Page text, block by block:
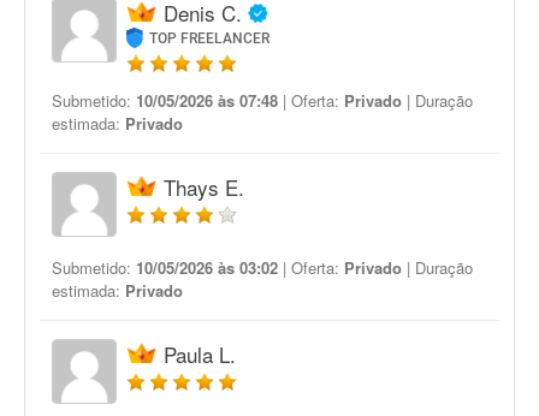
Denis C.
TOP FREELANCER
Submetido: 10/05/2026 às 07:48 | Oferta: Privado | Duração
estimada: Privado
Thays E.
Submetido: 10/05/2026 às 03:02 | Oferta: Privado | Duração
estimada: Privado
Paula L.